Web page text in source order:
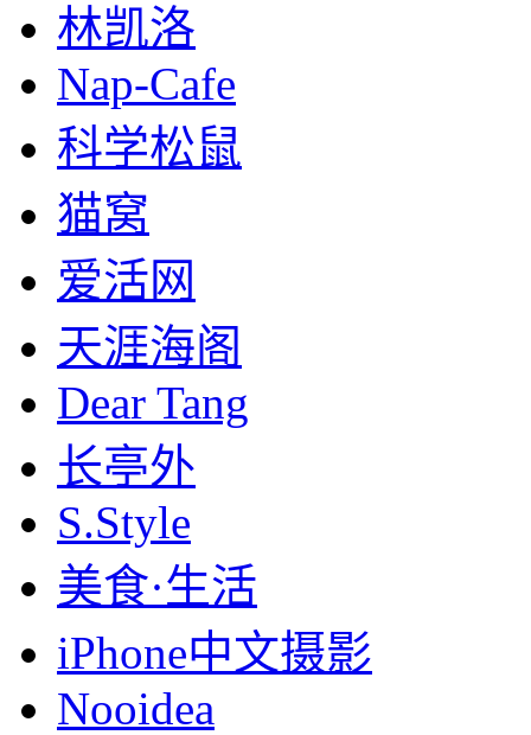
林凯洛
Nap-Cafe
科学松鼠
猫窝
爱活网
天涯海阁
Dear Tang
长亭外
S.Style
美食·生活
iPhone中文摄影
Nooidea